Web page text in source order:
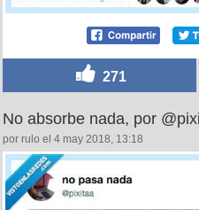
271
No absorbe nada, por
por rulo el 4 may 2018, 13:18